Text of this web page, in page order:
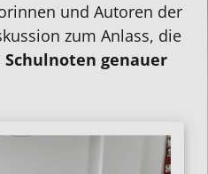
und Autoren der
zum Anlass, die
genauer